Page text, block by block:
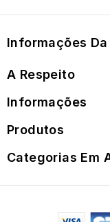
Informações Da
A Respeito
Informações
Produtos
Categorias Em